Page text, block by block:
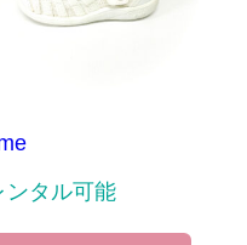
ンタル可能